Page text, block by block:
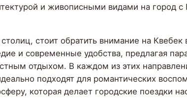
и живописными видами на город
стоит обратить внимание на
и современные удобства, предлагая
отдыхом. В каждом из этих
подходят для романтических
которая делает городские поездки